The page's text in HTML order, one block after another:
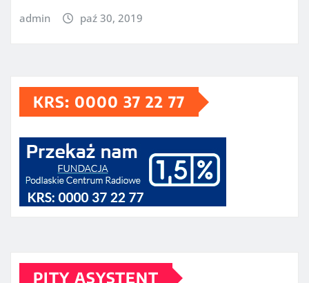
admin paź 30, 2019
KRS: 0000 37 22 77
PITY ASYSTENT